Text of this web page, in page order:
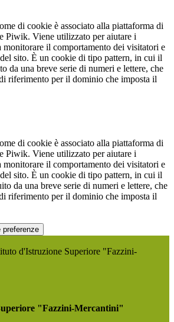
di cookie è associato alla piattaforma di
Piwik. Viene utilizzato per aiutare i
il comportamento dei visitatori e
sito. È un cookie di tipo pattern, in cui il
da una breve serie di numeri e lettere, che
riferimento per il dominio che imposta il
di cookie è associato alla piattaforma di
Piwik. Viene utilizzato per aiutare i
il comportamento dei visitatori e
sito. È un cookie di tipo pattern, in cui il
da una breve serie di numeri e lettere, che
riferimento per il dominio che imposta il
preferenze
d'Istruzione Superiore "Fazzini-
"Fazzini-Mercantini"